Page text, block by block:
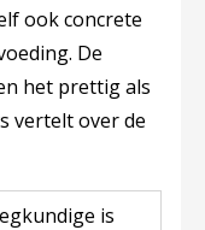
ook concrete
De
het prettig als
vertelt over de
is